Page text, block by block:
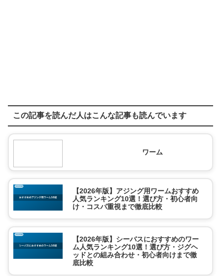
この記事を読んだ人はこんな記事も読んでいます
ワーム
【2026年版】アジング用ワームおすすめ
人気ランキング10選！選び方・初心者向
け・コスパ重視まで徹底比較
【2026年版】シーバスにおすすめのワー
ム人気ランキング10選！選び方・ジグヘ
ッドとの組み合わせ・初心者向けまで徹
底比較